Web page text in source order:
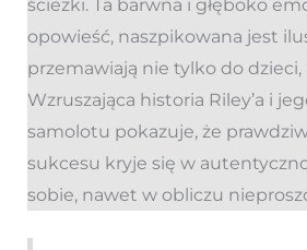
ścieżki. Ta barwna i głęboko
opowieść, naszpikowana jest
przemawiają nie tylko do dzieci,
Wzruszająca historia Riley’a i
samolotu pokazuje, że
sukcesu kryje się w
sobie, nawet w obliczu